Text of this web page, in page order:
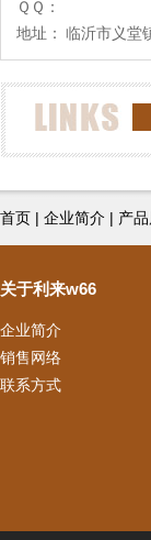
ＱＱ：
地址： 临沂市义堂
首页 | 企业简介 | 产
关于利来w66
企业简介
销售网络
联系方式